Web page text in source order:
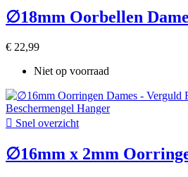
∅18mm Oorbellen
€ 22,99
Niet op voorraad
 Snel overzicht
∅16mm x 2mm